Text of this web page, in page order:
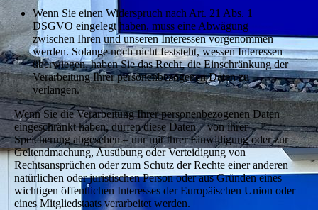
Wenn Sie einen Widerspruch nach Art. 21 Abs. 1
DSGVO eingelegt haben, muss eine Abwägung
zwischen Ihren und unseren Interessen vorgenommen
werden. Solange noch nicht feststeht, wessen Interessen
überwiegen, haben Sie das Recht, die Einschränkung der
Verarbeitung Ihrer personenbezogenen Daten zu
verlangen.
Wenn Sie die Verarbeitung Ihrer personenbezogenen Daten
eingeschränkt haben, dürfen diese Daten – von ihrer
Speicherung abgesehen – nur mit Ihrer Einwilligung oder zur
Geltendmachung, Ausübung oder Verteidigung von
Rechtsansprüchen oder zum Schutz der Rechte einer anderen
natürlichen oder juristischen Person oder aus Gründen eines
wichtigen öffentlichen Interesses der Europäischen Union oder
eines Mitgliedstaats verarbeitet werden.